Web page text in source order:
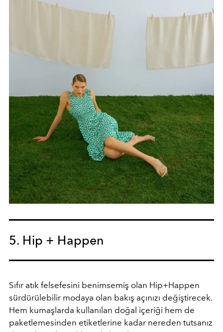
5. Hip + Happen
Sıfır atık felsefesini benimsemiş olan Hip+Happen
sürdürülebilir modaya olan bakış açınızı değiştirecek.
Hem kumaşlarda kullanılan doğal içeriği hem de
paketlemesinden etiketlerine kadar nereden tutsanız